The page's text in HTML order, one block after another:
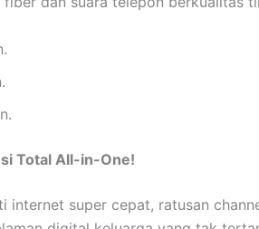
Total All-in-One!
super cepat, ratusan